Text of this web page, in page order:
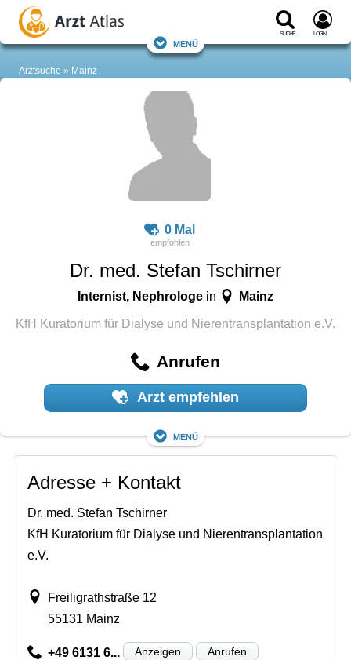
Suche Login
Menü
Arztsuche Mainz
0 Mal
Dr. med. Stefan Tschirner
Internist, Nephrologein Mainz
KfH Kuratorium für Dialyse und Nierentransplantation e.V.
Anrufen
Arzt empfehlen
Menü
Adresse + Kontakt
Dr. med. Stefan Tschirner
KfH Kuratorium für Dialyse und Nierentransplantation
e.V.
Freiligrathstraße 12
55131 Mainz
+49 6131 6... Anzeigen Anrufen